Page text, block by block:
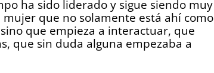
ha sido liderado y sigue siendo muy
que no solamente está ahí como
que empieza a interactuar, que
que sin duda alguna empezaba a